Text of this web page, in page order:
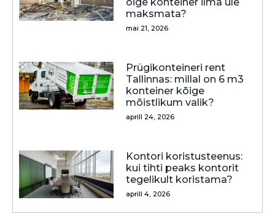
õige konteiner ilma üle
maksmata?
mai 21, 2026
Prügikonteineri rent
Tallinnas: millal on 6 m3
konteiner kõige
mõistlikum valik?
aprill 24, 2026
Kontori koristusteenus:
kui tihti peaks kontorit
tegelikult koristama?
aprill 4, 2026